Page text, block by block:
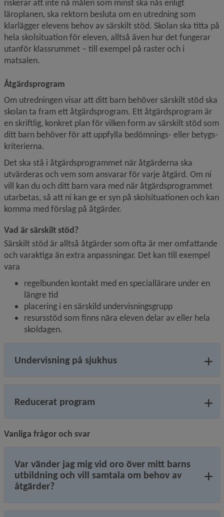
riskerar att inte nå målen som minst ska nås enligt
läroplanen, ska rektorn besluta om en utredning som
klarlägger elevens behov av särskilt stöd. Skolan ska titta på
hela skolsituation för eleven, alltså även hur det fungerar
utanför klassrummet – till exempel på raster och i
matsalen.
Åtgärdsprogram
Om utredningen visar att ditt barn behöver särskilt stöd ska
skolan ta fram ett åtgärdsprogram. Ett åtgärdsprogram är
en skriftlig, konkret plan för vilken form av särskilt stöd som
ditt barn behöver för att uppfylla bedömnings- eller betygs­
kriterierna.
Det ska stå i åtgärdsprogrammet när åtgärderna ska
utvärderas och vem som ansvarar för varje åtgärd. Om ni
vill kan du och ditt barn vara med när åtgärdsprogrammet
utarbetas, så att ni kan ge er syn på skolsituationen och kan
komma med förslag på åtgärder.
Vad är särskilt stöd?
Särskilt stöd är alltså åtgärder som ofta är mer omfattande
och varaktiga än extra anpassningar. Det kan till exempel
vara
regelbunden kontakt med en speciallärare under en
längre tid
placering i en särskild undervisningsgrupp
resursstöd som finns nära eleven delar av eller hela
skoldagen.
Undervisning på sjukhus
Reducerat program
Vanliga frågor och svar
Var vänder jag mig vid oro över mitt barns
utbildning och vill samtala om behov av
åtgärder?